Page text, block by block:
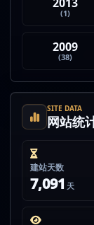
(1)
2009
(38)
SITE DATA
网站统
建站天数
7,091 天